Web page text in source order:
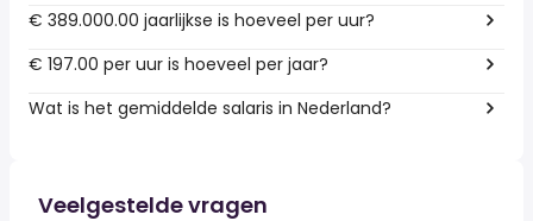
€ 389.000.00 jaarlijkse is hoeveel per uur?
€ 197.00 per uur is hoeveel per jaar?
Wat is het gemiddelde salaris in Nederland?
Veelgestelde vragen